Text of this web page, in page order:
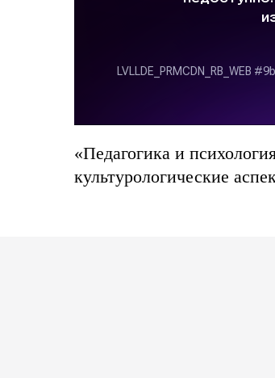
«Педагогика и
культурологические